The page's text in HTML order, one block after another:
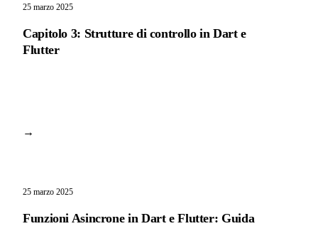
25 marzo 2025
Capitolo 3: Strutture di controllo in Dart e
Flutter
→
25 marzo 2025
Funzioni Asincrone in Dart e Flutter: Guida